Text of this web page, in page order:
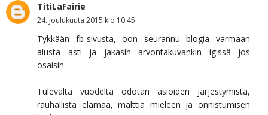
TitiLaFairie
24. joulukuuta 2015 klo 10.45
Tykkään fb-sivusta, oon seurannu blogia varmaan
alusta asti ja jakasin arvontakuvankin ig:ssä jos
osaisin.
Tulevalta vuodelta odotan asioiden järjestymistä,
rauhallista elämää, malttia mieleen ja onnistumisen